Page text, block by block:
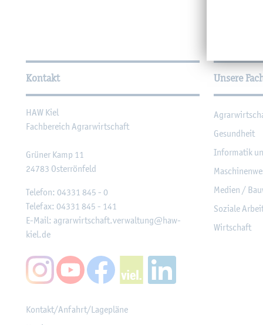
Wei­ter­füh­ren­de
Kontakt
HAW Kiel
Fach­be­reich Agrar­wirt­schaft
Grü­ner Kamp 11
24783 Os­ter­rön­feld
Te­le­fon: 04331 845 - 0
Te­le­fax: 04331 845 - 141
E-Mail: agrar­wirt­schaft.​verwaltung@​haw-​
kiel.​de
Kon­takt/An­fahrt/La­ge­plä­ne
Unsere
Ge­sund­heit
In­for­ma­tik
Me­di­en /
So­zia­le
Wirt­schaft